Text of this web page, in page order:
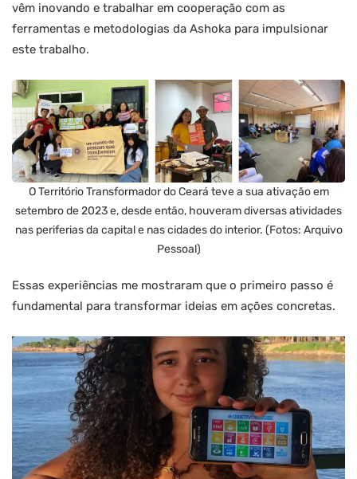
vêm inovando e trabalhar em cooperação com as
ferramentas e metodologias da Ashoka para impulsionar
este trabalho.
O Território Transformador do Ceará teve a sua ativação em
setembro de 2023 e, desde então, houveram diversas atividades
nas periferias da capital e nas cidades do interior. (Fotos: Arquivo
Pessoal)
Essas experiências me mostraram que o primeiro passo é
fundamental para transformar ideias em ações concretas.